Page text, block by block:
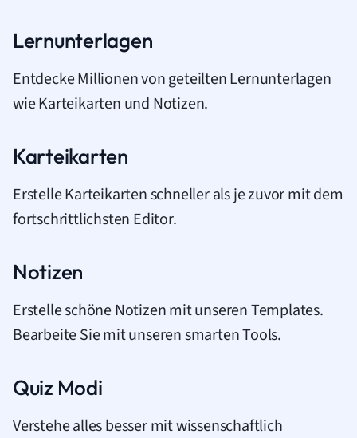
Lernunterlagen
Entdecke Millionen von geteilten Lernunterlagen
wie Karteikarten und Notizen.
Karteikarten
Erstelle Karteikarten schneller als je zuvor mit dem
fortschrittlichsten Editor.
Notizen
Erstelle schöne Notizen mit unseren Templates.
Bearbeite Sie mit unseren smarten Tools.
Quiz Modi
Verstehe alles besser mit wissenschaftlich